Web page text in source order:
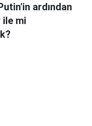
ardından
ile mi